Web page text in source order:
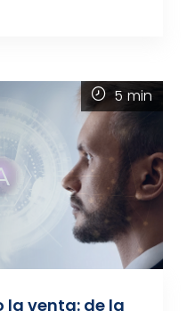
5 min
venta: de la